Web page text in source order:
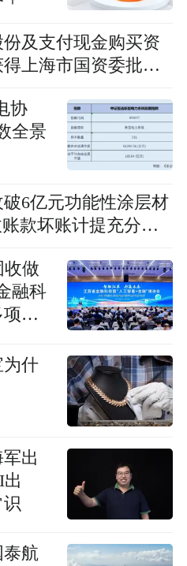
及支付现金购买资
上海市国资委批复
协
全景
6亿元功能性涂层材
款坏账计提充分性
收做
融科
金
为什
出
泰航